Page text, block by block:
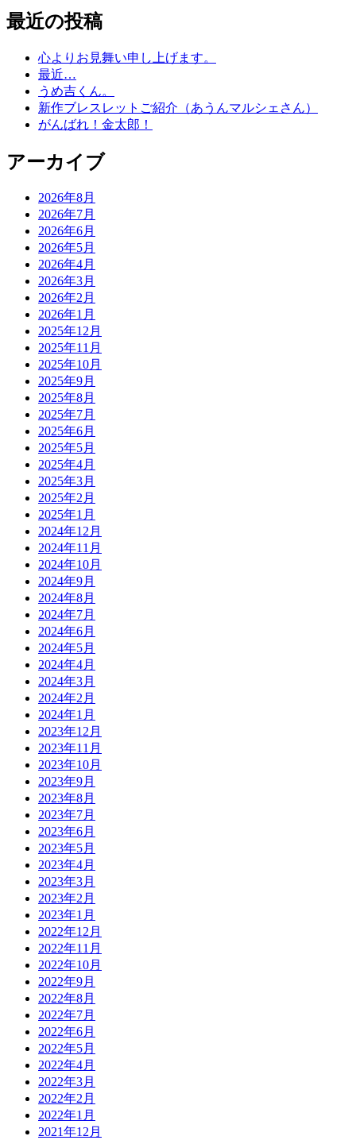
最近の投稿
心よりお見舞い申し上げます。
最近…
うめ吉くん。
新作ブレスレットご紹介（あうんマルシェさん）
がんばれ！金太郎！
アーカイブ
2026年8月
2026年7月
2026年6月
2026年5月
2026年4月
2026年3月
2026年2月
2026年1月
2025年12月
2025年11月
2025年10月
2025年9月
2025年8月
2025年7月
2025年6月
2025年5月
2025年4月
2025年3月
2025年2月
2025年1月
2024年12月
2024年11月
2024年10月
2024年9月
2024年8月
2024年7月
2024年6月
2024年5月
2024年4月
2024年3月
2024年2月
2024年1月
2023年12月
2023年11月
2023年10月
2023年9月
2023年8月
2023年7月
2023年6月
2023年5月
2023年4月
2023年3月
2023年2月
2023年1月
2022年12月
2022年11月
2022年10月
2022年9月
2022年8月
2022年7月
2022年6月
2022年5月
2022年4月
2022年3月
2022年2月
2022年1月
2021年12月